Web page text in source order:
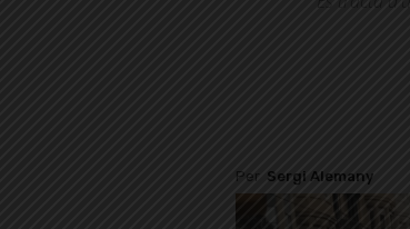
Per Sergi Alemany